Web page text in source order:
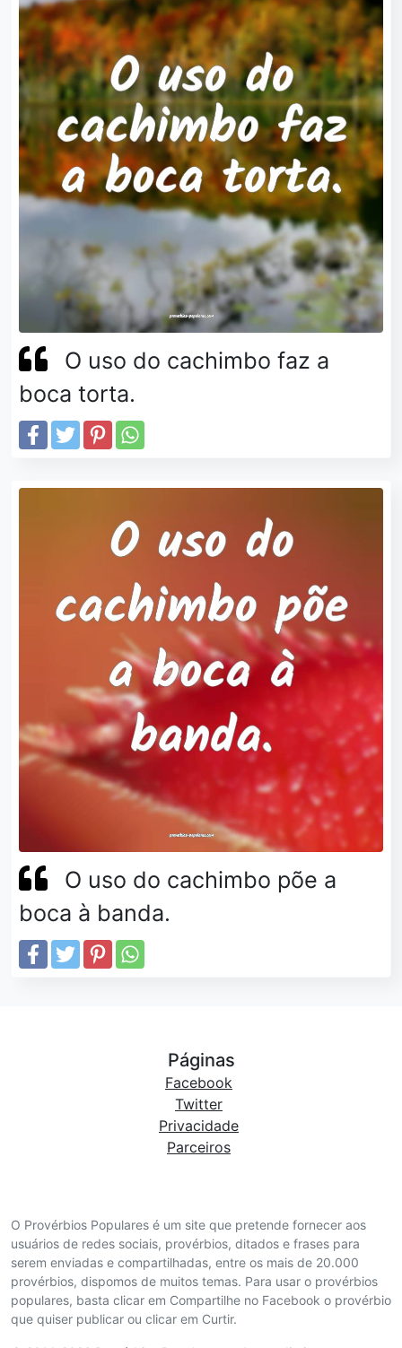
O uso do cachimbo faz a
boca torta.
O uso do cachimbo põe a
boca à banda.
O Provérbios Populares é um site que pretende fornecer aos
usuários de redes sociais, provérbios, ditados e frases para
serem enviadas e compartilhadas, entre os mais de 20.000
provérbios, dispomos de muitos temas. Para usar o provérbios
populares, basta clicar em Compartilhe no Facebook o provérbio
que quiser publicar ou clicar em Curtir.
Páginas
Facebook
Twitter
Privacidade
Parceiros